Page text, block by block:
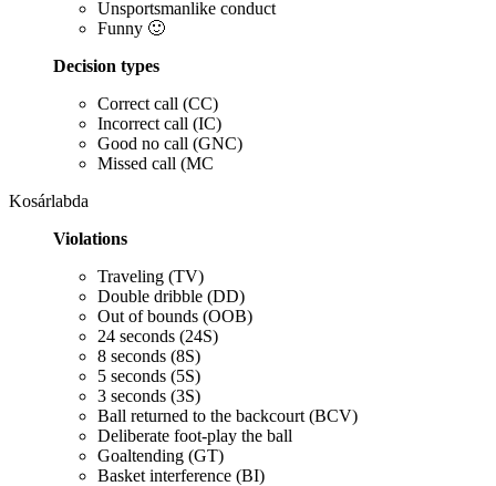
Unsportsmanlike conduct
Funny 🙂
Decision types
Correct call (CC)
Incorrect call (IC)
Good no call (GNC)
Missed call (MC
Kosárlabda
Violations
Traveling (TV)
Double dribble (DD)
Out of bounds (OOB)
24 seconds (24S)
8 seconds (8S)
5 seconds (5S)
3 seconds (3S)
Ball returned to the backcourt (BCV)
Deliberate foot-play the ball
Goaltending (GT)
Basket interference (BI)